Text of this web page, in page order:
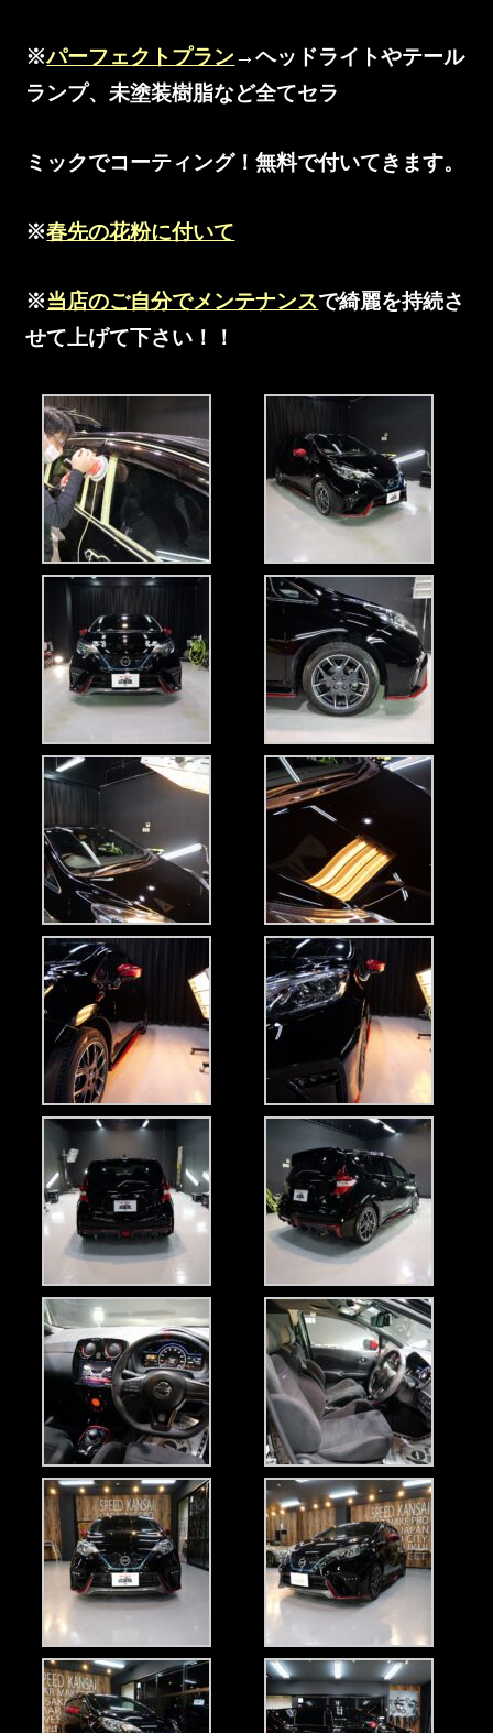
※パーフェクトプラン→ヘッドライトやテール
ランプ、未塗装樹脂など全てセラ
ミックでコーティング！無料で付いてきます。
※春先の花粉に付いて
※当店のご自分でメンテナンスで綺麗を持続さ
せて上げて下さい！！